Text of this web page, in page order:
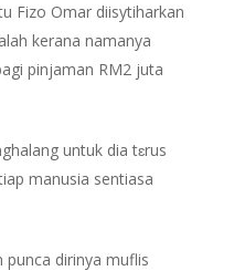
Fizo Omar diisytiharkan
kerana namanya
pinjaman RM2 juta
untuk dia tɛrus
manusia sentiasa
punca dirinya muflis